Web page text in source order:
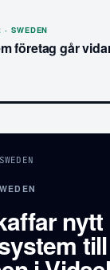
· SWEDEN
företag går
SWEDEN
nytt
till